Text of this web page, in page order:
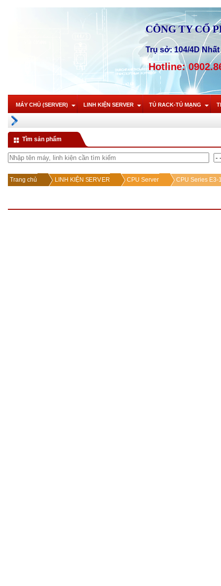
CÔNG TY CỔ
Trụ sở: 104/4D
Hotline:
MÁY CHỦ (SERVER) LINH KIỆN SERVER TỦ RACK-TỦ MẠNG
Tìm sản phẩm
Trang chủ LINH KIỆN SERVER CPU Server CPU Series E3-